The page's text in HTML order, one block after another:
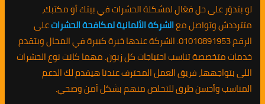
لو بتدوّر على حل فعّال لمشكلة الحشرات في بيتك أو مكتبك،
متترددش وتواصل معالشركة الألمانية لمكافحة الحشراتعلى
الرقم 01010891953. الشركة عندها خبرة كبيرة في المجال وبتقدم
خدمات متخصصة تناسب احتياجات كل زبون. مهما كانت نوع الحشرات
اللي بتواجهها، فريق العمل المحترف عندنا هيقدم لك الدعم
المناسب وأحسن طرق للتخلص منهم بشكل آمن وصحي.